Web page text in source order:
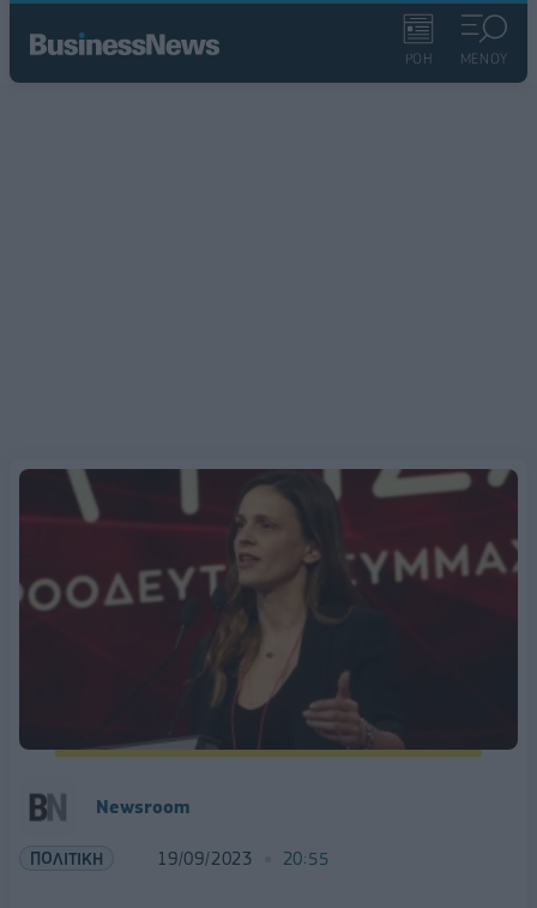
ΡΟΗ ΜΕΝΟΥ
Newsroom
ΠΟΛΙΤΙΚΗ 19/09/2023 20:55